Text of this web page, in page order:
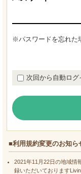
※パスワードを忘れた
次回から自動ログ
■利用規約変更のお知ら
2021年11月22日の地域情
録いただいております